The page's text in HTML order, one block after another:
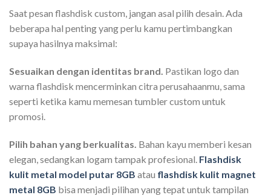
Saat pesan flashdisk custom, jangan asal pilih desain. Ada
beberapa hal penting yang perlu kamu pertimbangkan
supaya hasilnya maksimal:
Sesuaikan dengan identitas brand. Pastikan logo dan
warna flashdisk mencerminkan citra perusahaanmu, sama
seperti ketika kamu memesan tumbler custom untuk
promosi.
Pilih bahan yang berkualitas. Bahan kayu memberi kesan
elegan, sedangkan logam tampak profesional. Flashdisk
kulit metal model putar 8GB atau flashdisk kulit magnet
metal 8GB bisa menjadi pilihan yang tepat untuk tampilan